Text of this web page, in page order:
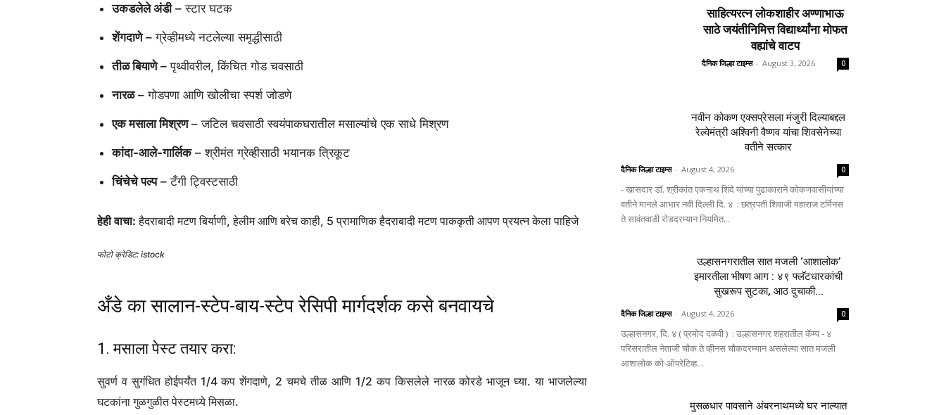
उकडलेले अंडी– स्टार घटक
शेंगदाणे– ग्रेव्हीमध्ये नटलेल्या समृद्धीसाठी
तीळ बियाणे– पृथ्वीवरील, किंचित गोड चवसाठी
नारळ– गोडपणा आणि खोलीचा स्पर्श जोडणे
एक मसाला मिश्रण– जटिल चवसाठी स्वयंपाकघरातील मसाल्यांचे एक साधे मिश्रण
कांदा-आले-गार्लिक– श्रीमंत ग्रेव्हीसाठी भयानक त्रिकूट
चिंचेचे पल्प– टँगी ट्विस्टसाठी
हेही वाचा:हैदराबादी मटण बिर्याणी, हेलीम आणि बरेच काही, 5 प्रामाणिक हैदराबादी मटण पाककृती आपण प्रयत्न केला पाहिजे
फोटो क्रेडिट: istock
अँडे का सालान-स्टेप-बाय-स्टेप रेसिपी मार्गदर्शक कसे बनवायचे
साहित्यरत्न लोकशाहीर अण्णाभाऊ
साठे जयंतीनिमित्त विद्यार्थ्यांना मोफत
वह्यांचे वाटप
दैनिक जिल्हा टाइम्स - August 3, 2026 0
नवीन कोकण एक्सप्रेसला मंजुरी दिल्याबद्दल
रेल्वेमंत्री अश्विनी वैष्णव यांचा शिवसेनेच्या
वतीने सत्कार
दैनिक जिल्हा टाइम्स - August 4, 2026 0
- खासदार डॉ. श्रीकांत एकनाथ शिंदे यांच्या पुढाकाराने कोकणवासीयांच्या
वतीने मानले आभार नवी दिल्ली दि. ४ : छत्रपती शिवाजी महाराज टर्मिनस
ते सावंतवाडी रोडदरम्यान नियमित...
उल्हासनगरातील सात मजली ‘आशालोक’
इमारतीला भीषण आग : ४९ फ्लॅटधारकांची
सुखरूप सुटका, आठ दुचाकी...
दैनिक जिल्हा टाइम्स - August 4, 2026 0
उल्हासनगर, दि. ४ ( प्रमोद दळवी ) : उल्हासनगर शहरातील कॅम्प - ४
परिसरातील नेताजी चौक ते व्हीनस चौकदरम्यान असलेल्या सात मजली
आशालोक को-ऑपरेटिव्ह...
मुसळधार पावसाने अंबरनाथमध्ये घर नाल्यात